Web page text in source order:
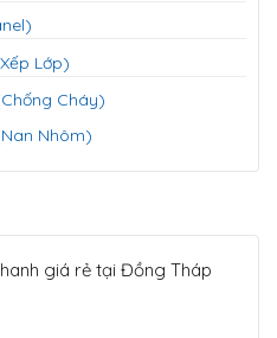
Lớp)
Cháy)
Nhôm)
giá rẻ tại Đồng Tháp